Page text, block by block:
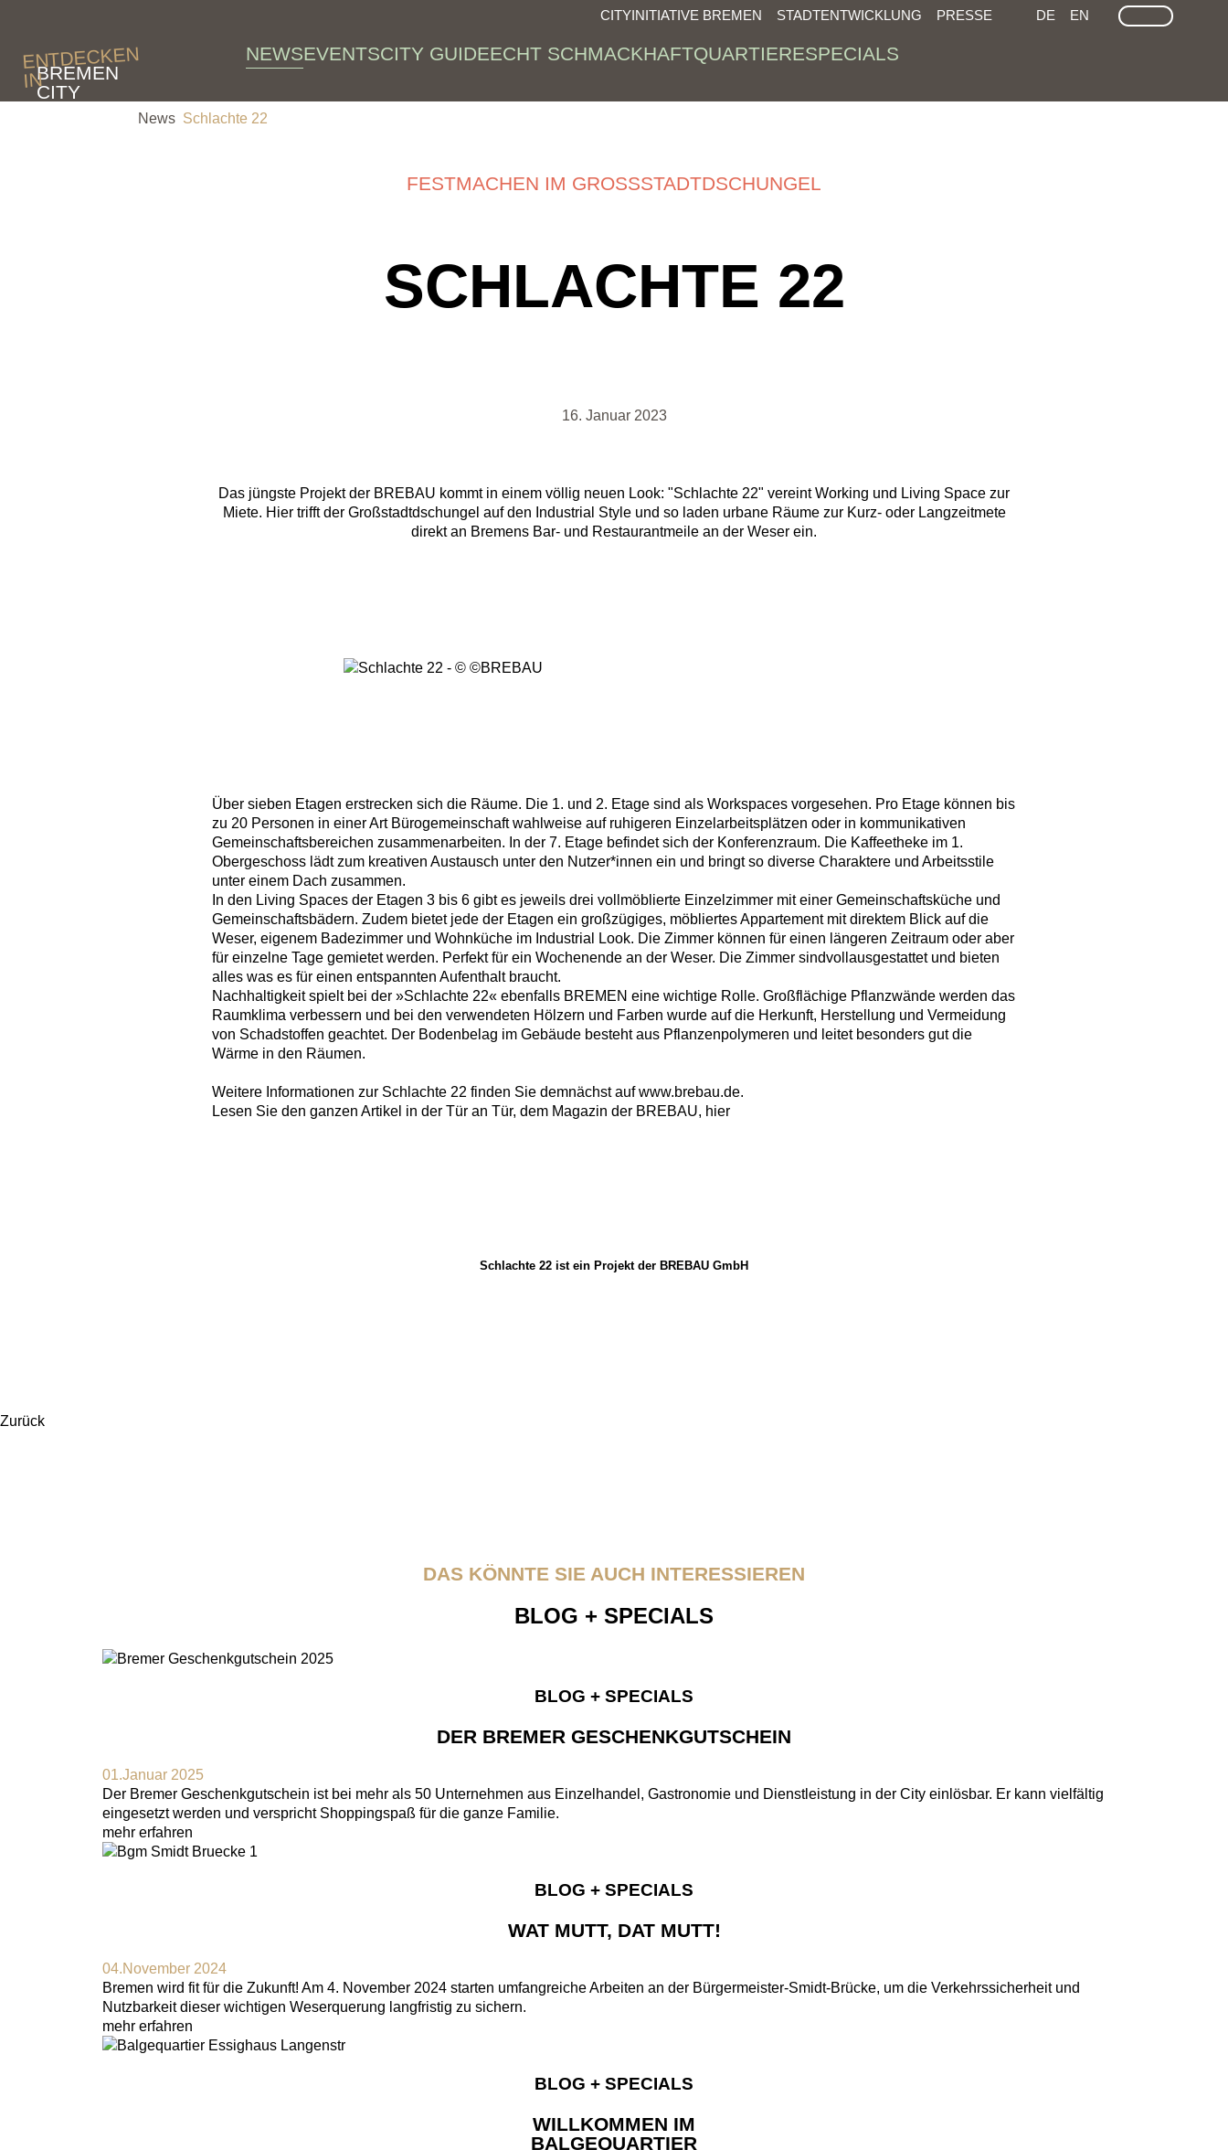
CITYINITIATIVE BREMEN STADTENTWICKLUNG PRESSE LEICHTE SPRACHE
GEÄRDEN SPRACHEN
DE EN SUCHE
ENTDECKEN
INBREMEN
CITY
NEWSEVENTSCITY GUIDEECHT SCHMACKHAFTQUARTIERESPECIALS
News Schlachte 22
FESTMACHEN IM GROSSSTADTDSCHUNGEL
SCHLACHTE 22
16. Januar 2023
Das jüngste Projekt der BREBAU kommt in einem völlig neuen Look: "Schlachte 22" vereint Working und Living Space zur
Miete. Hier trifft der Großstadtdschungel auf den Industrial Style und so laden urbane Räume zur Kurz- oder Langzeitmete
direkt an Bremens Bar- und Restaurantmeile an der Weser ein.
Über sieben Etagen erstrecken sich die Räume. Die 1. und 2. Etage sind als Workspaces vorgesehen. Pro Etage können bis
zu 20 Personen in einer Art Bürogemeinschaft wahlweise auf ruhigeren Einzelarbeitsplätzen oder in kommunikativen
Gemeinschaftsbereichen zusammenarbeiten. In der 7. Etage befindet sich der Konferenzraum. Die Kaffeetheke im 1.
Obergeschoss lädt zum kreativen Austausch unter den Nutzer*innen ein und bringt so diverse Charaktere und Arbeitsstile
unter einem Dach zusammen.
In den Living Spaces der Etagen 3 bis 6 gibt es jeweils drei vollmöblierte Einzelzimmer mit einer Gemeinschaftsküche und
Gemeinschaftsbädern. Zudem bietet jede der Etagen ein großzügiges, möbliertes Appartement mit direktem Blick auf die
Weser, eigenem Badezimmer und Wohnküche im Industrial Look. Die Zimmer können für einen längeren Zeitraum oder aber
für einzelne Tage gemietet werden. Perfekt für ein Wochenende an der Weser. Die Zimmer sindvollausgestattet und bieten
alles was es für einen entspannten Aufenthalt braucht.
Nachhaltigkeit spielt bei der »Schlachte 22« ebenfalls BREMEN eine wichtige Rolle. Großflächige Pflanzwände werden das
Raumklima verbessern und bei den verwendeten Hölzern und Farben wurde auf die Herkunft, Herstellung und Vermeidung
von Schadstoffen geachtet. Der Bodenbelag im Gebäude besteht aus Pflanzenpolymeren und leitet besonders gut die
Wärme in den Räumen.
Weitere Informationen zur Schlachte 22 finden Sie demnächst aufwww.brebau.de.
Lesen Sie den ganzen Artikel in der Tür an Tür, dem Magazin der BREBAU, hier
Schlachte 22 ist ein Projekt der BREBAU GmbH
Zurück
DAS KÖNNTE SIE AUCH INTERESSIEREN
BLOG + SPECIALS
BLOG + SPECIALS
DER BREMER GESCHENKGUTSCHEIN
01.Januar 2025
Der Bremer Geschenkgutschein ist bei mehr als 50 Unternehmen aus Einzelhandel, Gastronomie und Dienstleistung in der City einlösbar. Er kann vielfältig
eingesetzt werden und verspricht Shoppingspaß für die ganze Familie.
mehr erfahren
BLOG + SPECIALS
WAT MUTT, DAT MUTT!
04.November 2024
Bremen wird fit für die Zukunft! Am 4. November 2024 starten umfangreiche Arbeiten an der Bürgermeister-Smidt-Brücke, um die Verkehrssicherheit und
Nutzbarkeit dieser wichtigen Weserquerung langfristig zu sichern.
mehr erfahren
BLOG + SPECIALS
WILLKOMMEN IM
BALGEQUARTIER